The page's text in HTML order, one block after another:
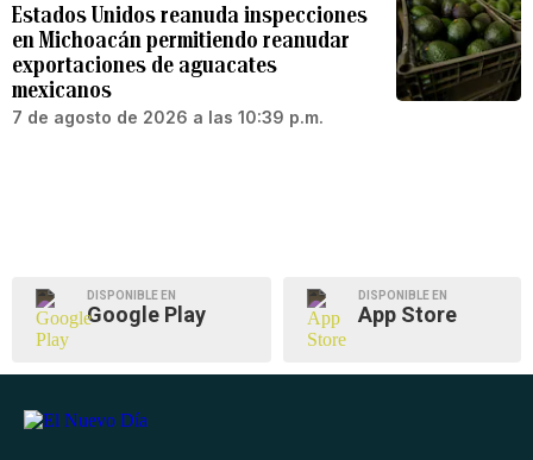
Estados Unidos reanuda inspecciones
en Michoacán permitiendo reanudar
exportaciones de aguacates
mexicanos
7 de agosto de 2026 a las 10:39 p.m.
DISPONIBLE EN
Google Play
DISPONIBLE EN
App Store